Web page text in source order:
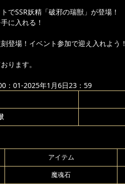
でSSR妖精「破邪の瑞獣」が登場！
に入れる！
刻登場！イベント参加で迎え入れよう！
ります。
：01-2025年1月6日23：59
アイテム
魔魂石